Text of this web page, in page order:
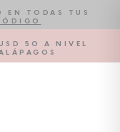
EN TODAS TUS
50 A NIVEL